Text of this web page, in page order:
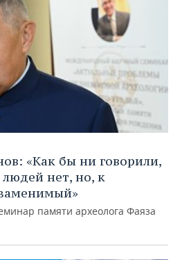
«Как бы ни говорили,
нет, но, к
памяти археолога Фаяза